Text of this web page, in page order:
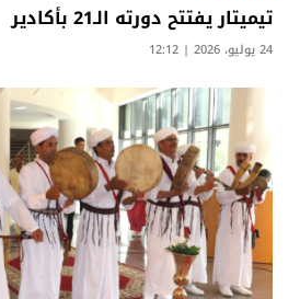
تيميتار يفتتح دورته الـ21 بأكادير
24 يوليو، 2026 | 12:12